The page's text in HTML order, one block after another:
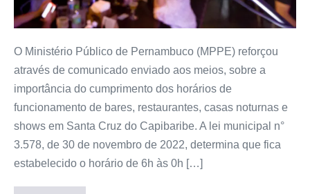
O Ministério Público de Pernambuco (MPPE) reforçou
através de comunicado enviado aos meios, sobre a
importância do cumprimento dos horários de
funcionamento de bares, restaurantes, casas noturnas e
shows em Santa Cruz do Capibaribe. A lei municipal n°
3.578, de 30 de novembro de 2022, determina que fica
estabelecido o horário de 6h às 0h […]